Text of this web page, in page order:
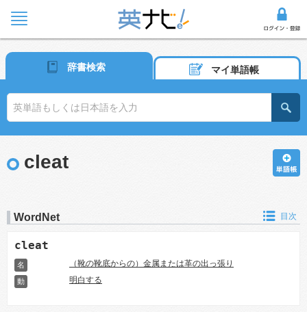
辞書検索 マイ単語帳
cleat
WordNet 目次
cleat
名 （靴の靴底からの）金属または革の出っ張り
動 明白する